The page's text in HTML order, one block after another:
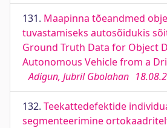
131. Maapinna tõeandmed
tuvastamiseks autosõidukis
Ground Truth Data for Object
Autonomous Vehicle from a
Adigun, Jubril Gbolahan
132. Teekattedefektide
segmenteerimine